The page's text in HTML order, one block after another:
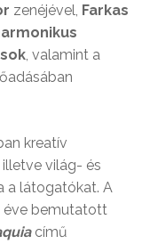
zenéjével, Farkas
, valamint a
kreatív
világ- és
a látogatókat. A
éve bemutatott
című